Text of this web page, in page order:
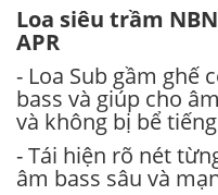
Loa siêu trầm
APR
- Loa Sub gầm ghế
bass và giúp cho
và không bị bể
- Tái hiện rõ nét
âm bass sâu và